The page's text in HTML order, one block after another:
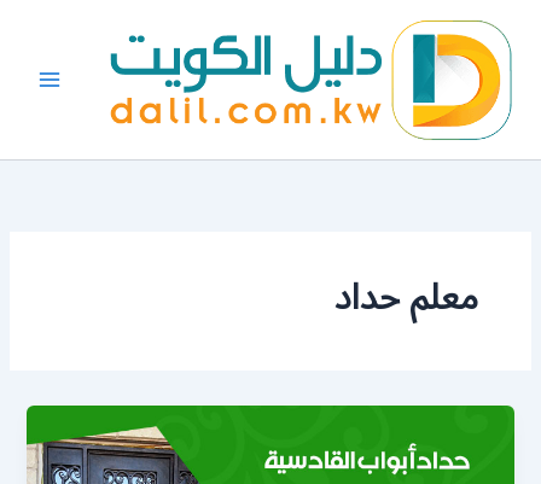
المحتوى
معلم حداد